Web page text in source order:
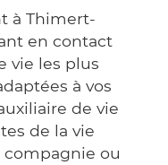
à Thimert-
en contact
vie les plus
à vos
de vie
de la vie
ou